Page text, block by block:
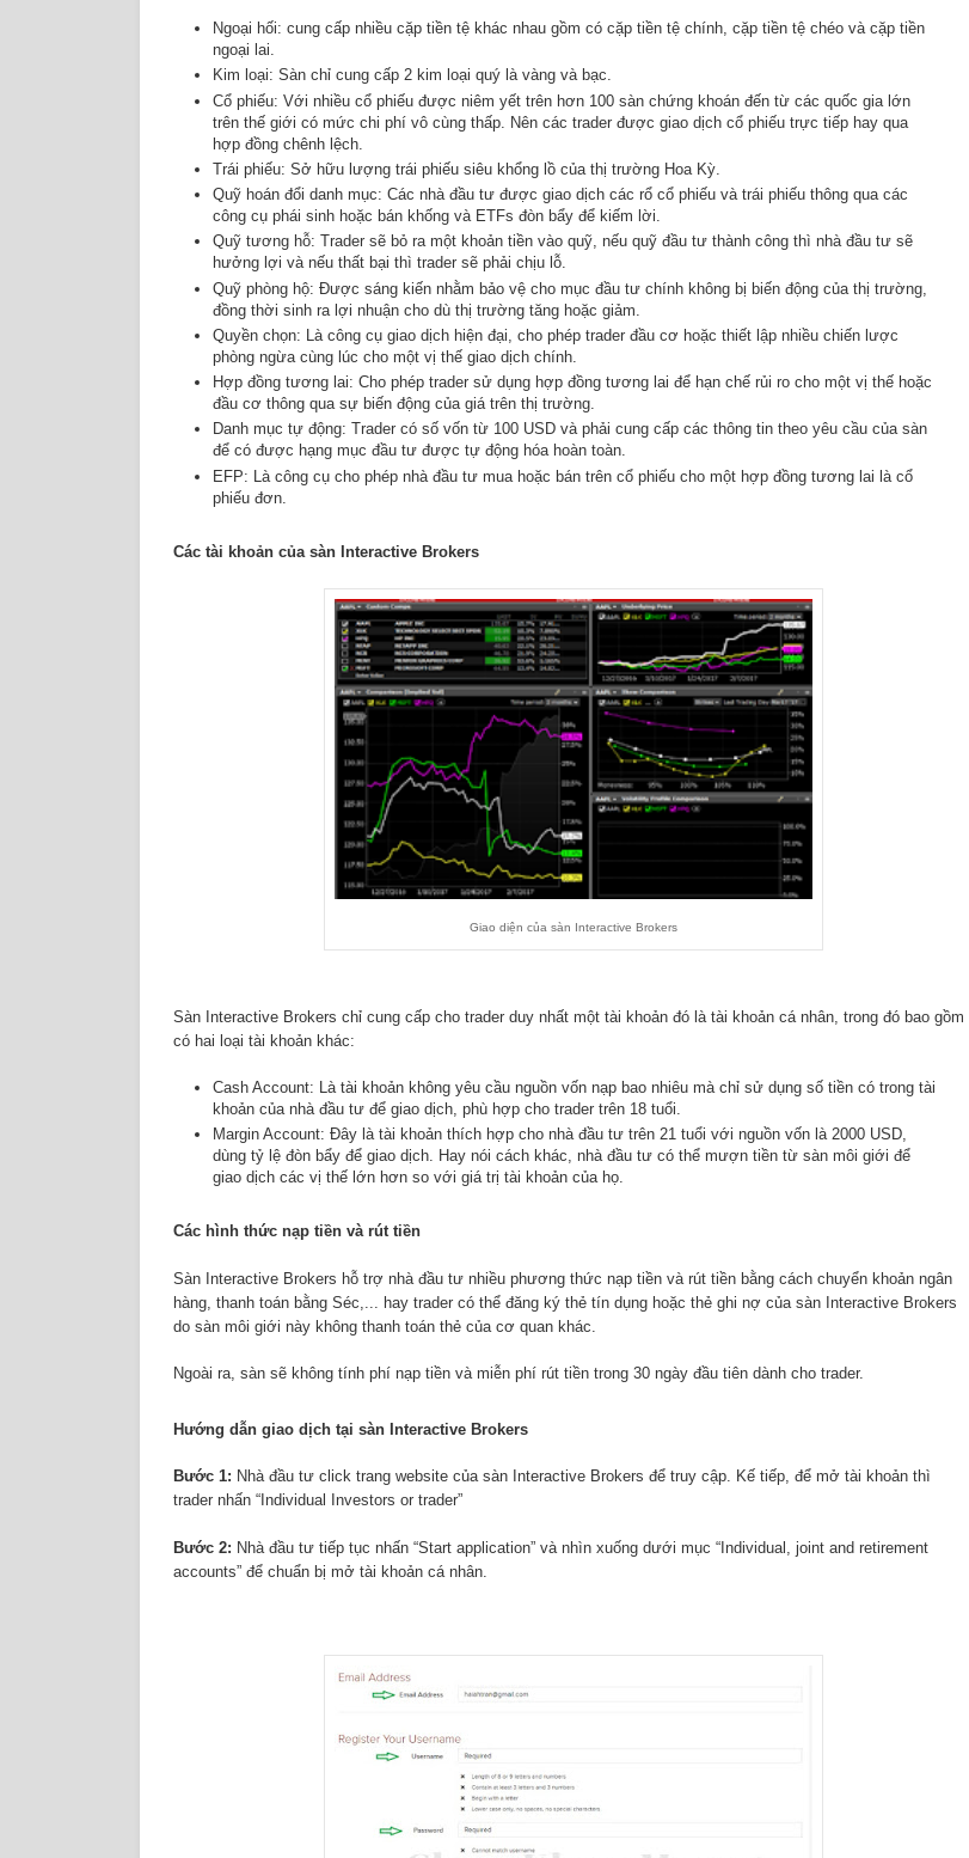
Ngoại hối: cung cấp nhiều cặp tiền tệ khác nhau gồm có cặp tiền tệ chính, cặp tiền tệ chéo và cặp tiền
ngoại lai.
Kim loại: Sàn chỉ cung cấp 2 kim loại quý là vàng và bạc.
Cổ phiếu: Với nhiều cổ phiếu được niêm yết trên hơn 100 sàn chứng khoán đến từ các quốc gia lớn
trên thế giới có mức chi phí vô cùng thấp. Nên các trader được giao dịch cổ phiếu trực tiếp hay qua
hợp đồng chênh lệch.
Trái phiếu: Sở hữu lượng trái phiếu siêu khổng lồ của thị trường Hoa Kỳ.
Quỹ hoán đổi danh mục: Các nhà đầu tư được giao dịch các rổ cổ phiếu và trái phiếu thông qua các
công cụ phái sinh hoặc bán khống và ETFs đòn bẩy để kiếm lời.
Quỹ tương hỗ: Trader sẽ bỏ ra một khoản tiền vào quỹ, nếu quỹ đầu tư thành công thì nhà đầu tư sẽ
hưởng lợi và nếu thất bại thì trader sẽ phải chịu lỗ.
Quỹ phòng hộ: Được sáng kiến nhằm bảo vệ cho mục đầu tư chính không bị biến động của thị trường,
đồng thời sinh ra lợi nhuận cho dù thị trường tăng hoặc giảm.
Quyền chọn: Là công cụ giao dịch hiện đại, cho phép trader đầu cơ hoặc thiết lập nhiều chiến lược
phòng ngừa cùng lúc cho một vị thế giao dịch chính.
Hợp đồng tương lai: Cho phép trader sử dụng hợp đồng tương lai để hạn chế rủi ro cho một vị thế hoặc
đầu cơ thông qua sự biến động của giá trên thị trường.
Danh mục tự động: Trader có số vốn từ 100 USD và phải cung cấp các thông tin theo yêu cầu của sàn
để có được hạng mục đầu tư được tự động hóa hoàn toàn.
EFP: Là công cụ cho phép nhà đầu tư mua hoặc bán trên cổ phiếu cho một hợp đồng tương lai là cổ
phiếu đơn.
Các tài khoản của sàn Interactive Brokers
Giao diện của sàn Interactive Brokers
Sàn Interactive Brokers chỉ cung cấp cho trader duy nhất một tài khoản đó là tài khoản cá nhân, trong đó bao gồm
có hai loại tài khoản khác:
Cash Account: Là tài khoản không yêu cầu nguồn vốn nạp bao nhiêu mà chỉ sử dụng số tiền có trong tài
khoản của nhà đầu tư để giao dịch, phù hợp cho trader trên 18 tuổi.
Margin Account: Đây là tài khoản thích hợp cho nhà đầu tư trên 21 tuổi với nguồn vốn là 2000 USD,
dùng tỷ lệ đòn bẩy để giao dịch. Hay nói cách khác, nhà đầu tư có thể mượn tiền từ sàn môi giới để
giao dịch các vị thế lớn hơn so với giá trị tài khoản của họ.
Các hình thức nạp tiền và rút tiền
Sàn Interactive Brokers hỗ trợ nhà đầu tư nhiều phương thức nạp tiền và rút tiền bằng cách chuyển khoản ngân
hàng, thanh toán bằng Séc,... hay trader có thể đăng ký thẻ tín dụng hoặc thẻ ghi nợ của sàn Interactive Brokers
do sàn môi giới này không thanh toán thẻ của cơ quan khác.
Ngoài ra, sàn sẽ không tính phí nạp tiền và miễn phí rút tiền trong 30 ngày đầu tiên dành cho trader.
Hướng dẫn giao dịch tại sàn Interactive Brokers
Bước 1: Nhà đầu tư click trang website của sàn Interactive Brokers để truy cập. Kế tiếp, để mở tài khoản thì
trader nhấn “Individual Investors or trader”
Bước 2: Nhà đầu tư tiếp tục nhấn “Start application” và nhìn xuống dưới mục “Individual, joint and retirement
accounts” để chuẩn bị mở tài khoản cá nhân.